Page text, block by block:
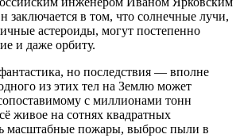
заключается в том, что солнечные лучи,
астероиды, могут постепенно
и даже орбиту.
но последствия — вполне
из этих тел на Землю может
с миллионами тонн
живое на сотнях квадратных
масштабные пожары, выброс пыли в